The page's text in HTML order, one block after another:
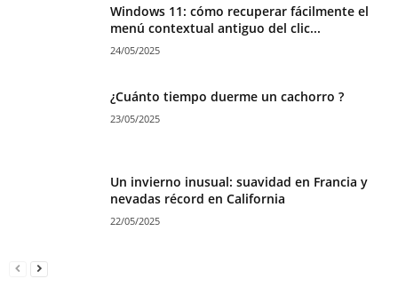
Windows 11: cómo recuperar fácilmente el
menú contextual antiguo del clic...
24/05/2025
¿Cuánto tiempo duerme un cachorro ?
23/05/2025
Un invierno inusual: suavidad en Francia y
nevadas récord en California
22/05/2025